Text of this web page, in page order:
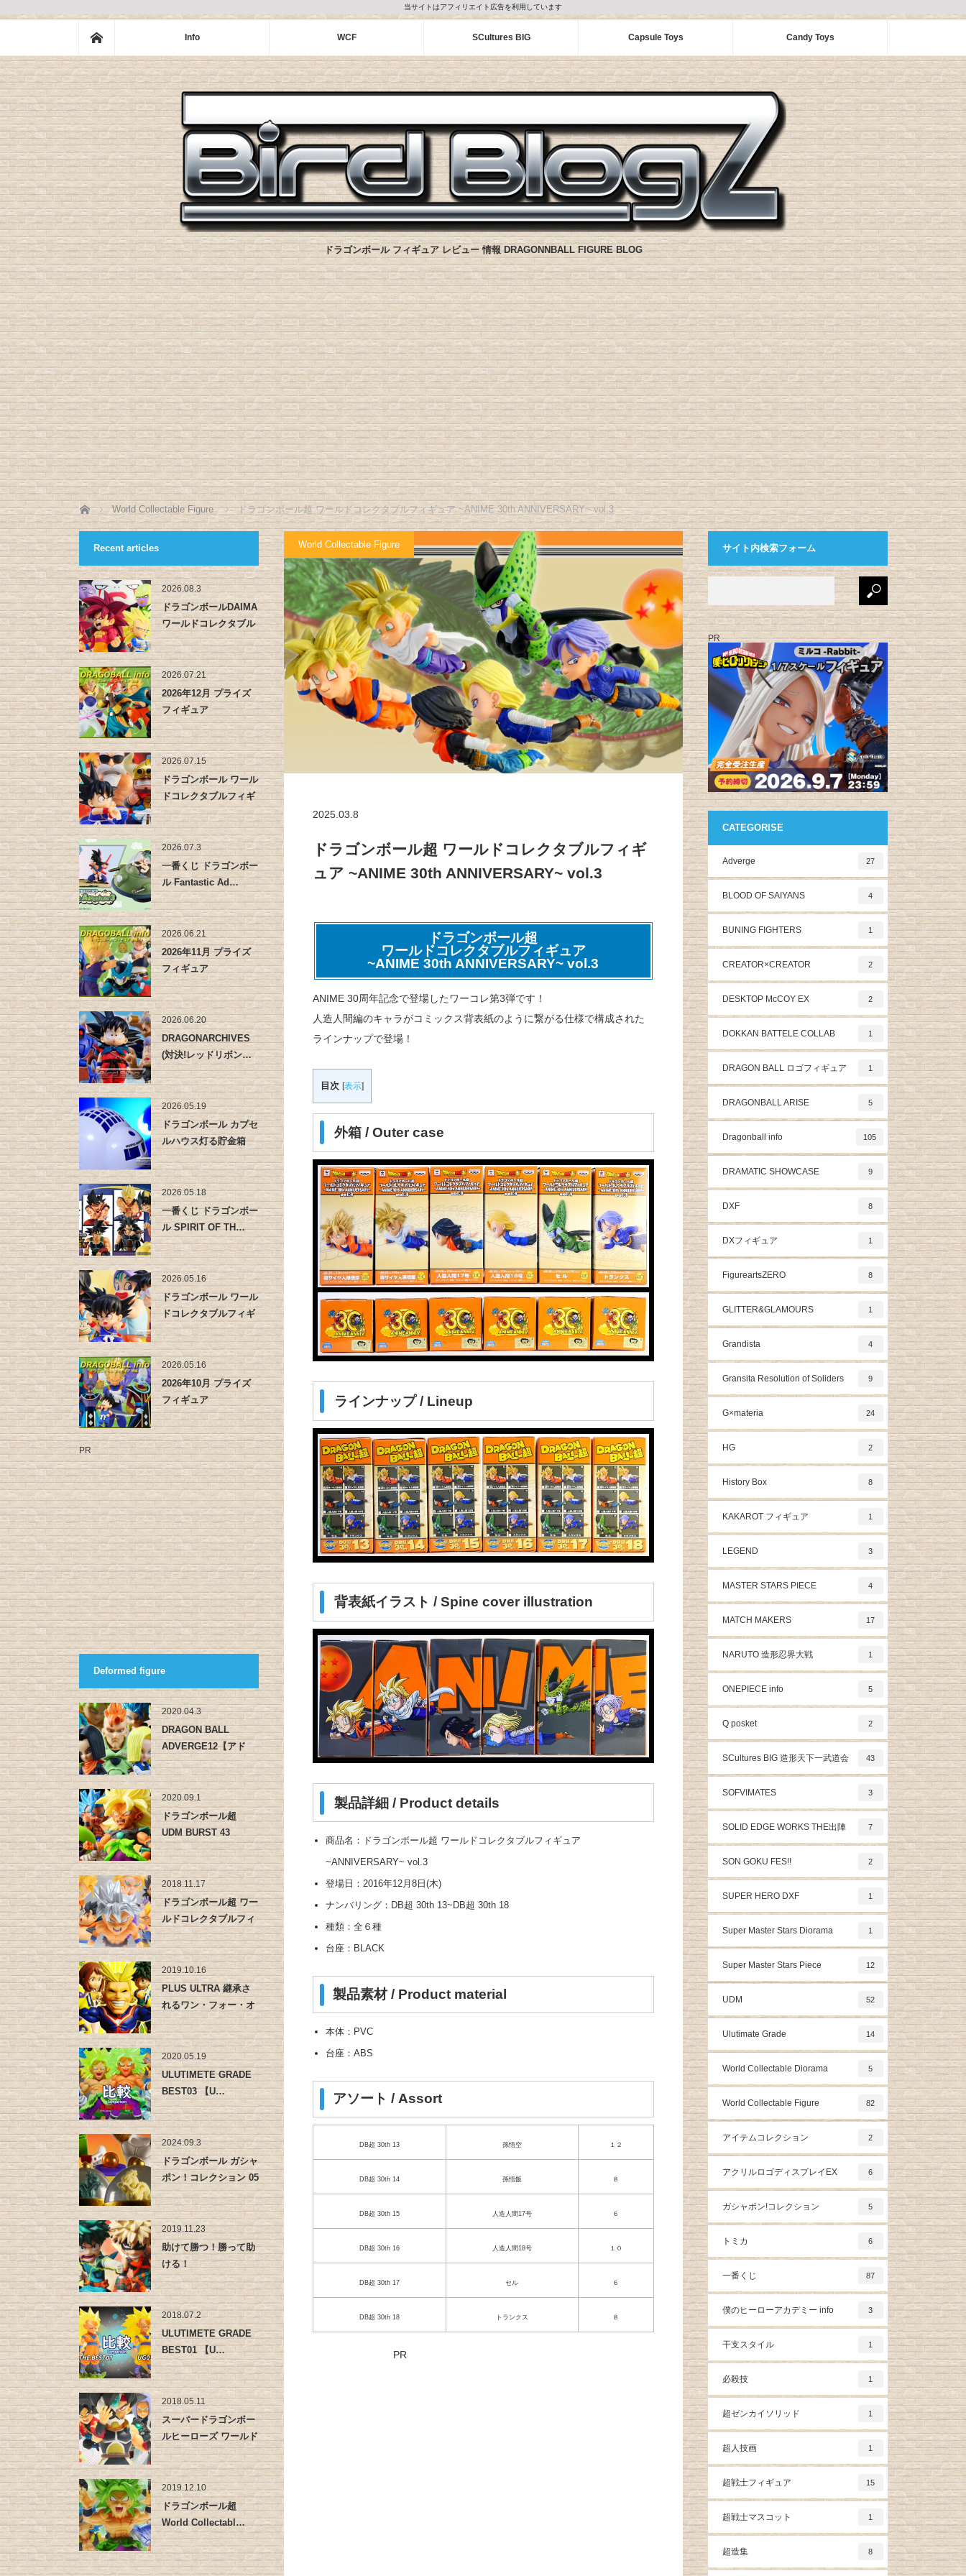
当サイトはアフィリエイト広告を利用しています
Info WCF SCultures BIG Capsule Toys Candy Toys
ドラゴンボール フィギュア レビュー 情報 DRAGONNBALL FIGURE BLOG
ホーム World Collectable Figure ドラゴンボール超 ワールドコレクタブルフィギュア ~ANIME 30th ANNIVERSARY~ vol.3
World Collectable Figure
2025.03.8
ドラゴンボール超 ワールドコレクタブルフィギ
ュア ~ANIME 30th ANNIVERSARY~ vol.3
ドラゴンボール超
ワールドコレクタブルフィギュア
~ANIME 30th ANNIVERSARY~ vol.3
ANIME 30周年記念で登場したワーコレ第3弾です！
人造人間編のキャラがコミックス背表紙のように繋がる仕様で構成された
ラインナップで登場！
目次 [表示]
外箱 / Outer case
ラインナップ / Lineup
背表紙イラスト / Spine cover illustration
製品詳細 / Product details
商品名：ドラゴンボール超 ワールドコレクタブルフィギュア
~ANNIVERSARY~ vol.3
登場日：2016年12月8日(木)
ナンバリング：DB超 30th 13~DB超 30th 18
種類：全６種
台座：BLACK
製品素材 / Product material
本体：PVC
台座：ABS
アソート / Assort
DB超 30th 13 孫悟空 １２
DB超 30th 14 孫悟飯 ８
DB超 30th 15 人造人間17号 ６
DB超 30th 16 人造人間18号 １０
DB超 30th 17 セル ６
DB超 30th 18 トランクス ８
PR
Recent articles
2026.08.3
ドラゴンボールDAIMA
ワールドコレクタブル
フィ…
2026.07.21
2026年12月 プライズ
フィギュア
2026.07.15
ドラゴンボール ワール
ドコレクタブルフィギ
ュア -…
2026.07.3
一番くじ ドラゴンボー
ル Fantastic Ad…
2026.06.21
2026年11月 プライズ
フィギュア
2026.06.20
DRAGONARCHIVES
(対決!レッドリボン…
2026.05.19
ドラゴンボール カプセ
ルハウス灯る貯金箱
2026.05.18
一番くじ ドラゴンボー
ル SPIRIT OF TH…
2026.05.16
ドラゴンボール ワール
ドコレクタブルフィギ
ュア -…
2026.05.16
2026年10月 プライズ
フィギュア
PR
Deformed figure
2020.04.3
DRAGON BALL
ADVERGE12【アド
バ…
2020.09.1
ドラゴンボール超
UDM BURST 43
2018.11.17
ドラゴンボール超 ワー
ルドコレクタブルフィ
ギュア …
2019.10.16
PLUS ULTRA 継承さ
れるワン・フォー・オ
ー…
2020.05.19
ULUTIMETE GRADE
BEST03 【U…
2024.09.3
ドラゴンボール ガシャ
ポン！コレクション 05
2019.11.23
助けて勝つ！勝って助
ける！
2018.07.2
ULUTIMETE GRADE
BEST01 【U…
2018.05.11
スーパードラゴンボー
ルヒーローズ ワールド
コレクタ…
2019.12.10
ドラゴンボール超
World Collectabl…
サイト内検索フォーム
PR
CATEGORISE
Adverge 27
BLOOD OF SAIYANS 4
BUNING FIGHTERS 1
CREATOR×CREATOR 2
DESKTOP McCOY EX 2
DOKKAN BATTELE COLLAB 1
DRAGON BALL ロゴフィギュア 1
DRAGONBALL ARISE 5
Dragonball info 105
DRAMATIC SHOWCASE 9
DXF 8
DXフィギュア 1
FigureartsZERO 8
GLITTER&GLAMOURS 1
Grandista 4
Gransita Resolution of Soliders 9
G×materia 24
HG 2
History Box 8
KAKAROT フィギュア 1
LEGEND 3
MASTER STARS PIECE 4
MATCH MAKERS 17
NARUTO 造形忍界大戦 1
ONEPIECE info 5
Q posket 2
SCultures BIG 造形天下一武道会 43
SOFVIMATES 3
SOLID EDGE WORKS THE出陣 7
SON GOKU FES!! 2
SUPER HERO DXF 1
Super Master Stars Diorama 1
Super Master Stars Piece 12
UDM 52
Ulutimate Grade 14
World Collectable Diorama 5
World Collectable Figure 82
アイテムコレクション 2
アクリルロゴディスプレイEX 6
ガシャポン!コレクション 5
トミカ 6
一番くじ 87
僕のヒーローアカデミー info 3
干支スタイル 1
必殺技 1
超ゼンカイソリッド 1
超人技画 1
超戦士フィギュア 15
超戦士マスコット 1
超造集 8